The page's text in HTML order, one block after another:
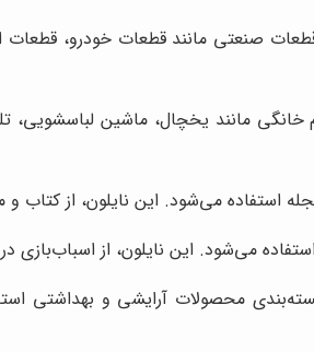
صنعتی مانند قطعات خودرو، قطعات
خانگی مانند یخچال، ماشین لباسشویی،
استفاده می‌شود. این نایلون، از کتاب
می‌شود. این نایلون، از
محصولات آرایشی و بهداشتی